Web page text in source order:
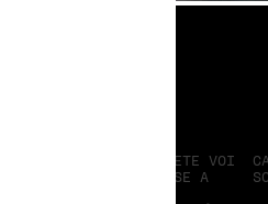
O REGALI: DECIDETE VOI
DIVERSI OGNI MESE A